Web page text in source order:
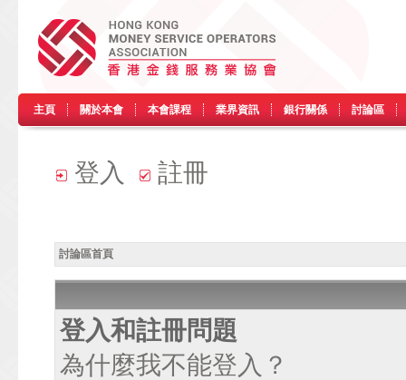
主頁 關於本會 本會課程 業界資訊 銀行關係 討論區
登入 註冊
討論區首頁
登入和註冊問題
為什麼我不能登入？